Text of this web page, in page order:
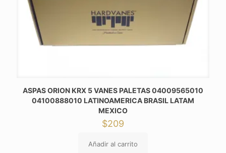
ASPAS ORION KRX 5 VANES PALETAS 04009565010
04100888010 LATINOAMERICA BRASIL LATAM
MEXICO
$209
Añadir al carrito